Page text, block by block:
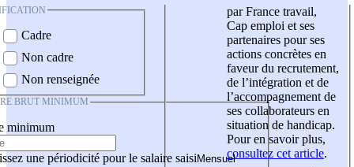
Cadre
Non cadre
Non renseignée
BRUT MINIMUM
minimum
une périodicité pour le salaire saisi
par France travail,
Cap emploi et ses
partenaires pour ses
actions concrètes en
faveur du recrutement,
de l’intégration et de
l’accompagnement de
ses collaborateurs en
situation de handicap.
Pour en savoir plus,
consultez cet article.